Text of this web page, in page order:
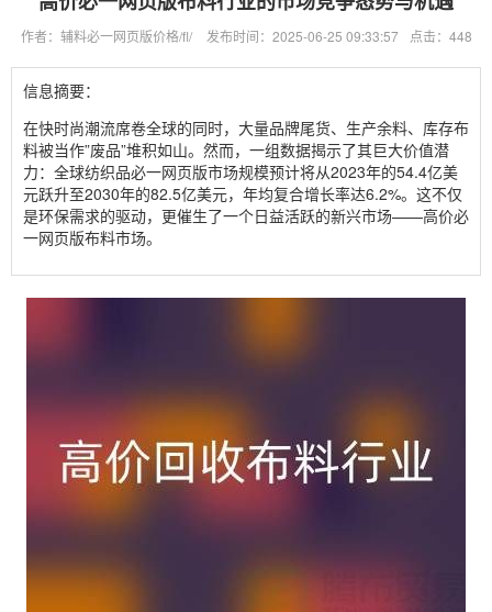
作者：辅料必一网页版价格/fl/ 发布时间：2025-06-25 09:33:57 点击：448
信息摘要：
在快时尚潮流席卷全球的同时，大量品牌尾货、生产余料、库存布
料被当作”废品”堆积如山。然而，一组数据揭示了其巨大价值潜
力：全球纺织品必一网页版市场规模预计将从2023年的54.4亿美
元跃升至2030年的82.5亿美元，年均复合增长率达6.2%。这不仅
是环保需求的驱动，更催生了一个日益活跃的新兴市场——高价必
一网页版布料市场。